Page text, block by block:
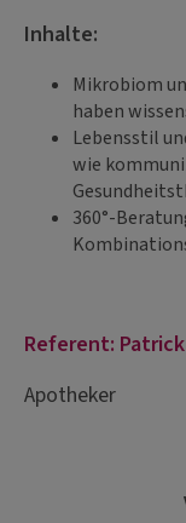
Inhalte:
Mikrobiom
haben
Lebensstil
wie
360°-
Referent:
Apotheker